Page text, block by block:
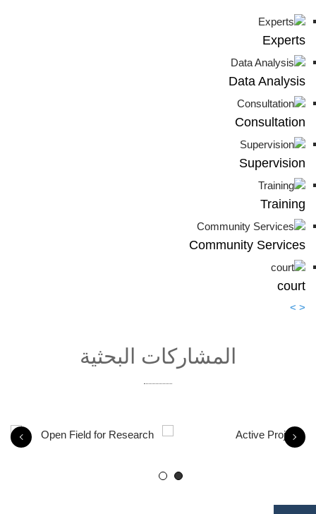
Experts
Data Analysis
Consultation
Supervision
Training
Community Services
court
<
>
المشاركات البحثية